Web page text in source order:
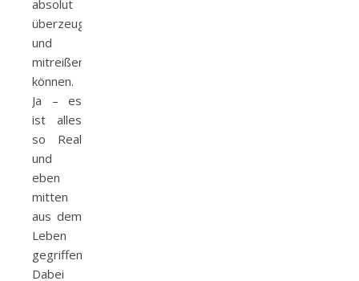
absolut
überzeugt
und
mitreißen
können.
Ja – es
ist alles
so Real
und
eben
mitten
aus dem
Leben
gegriffen.
Dabei